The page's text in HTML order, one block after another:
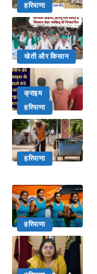
हरियाणा
खेती और किसान
क्राइम
हरियाणा
हरियाणा
हरियाणा